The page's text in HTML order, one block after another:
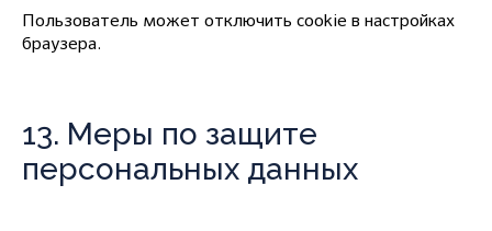
Пользователь может отключить cookie в настройках
браузера.
13. Меры по защите
персональных данных